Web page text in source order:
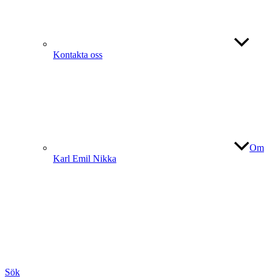
Kontakta oss
Om
Karl Emil Nikka
Sök